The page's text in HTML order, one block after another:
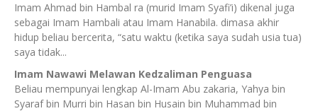
Imam Ahmad bin Hambal ra (murid Imam Syafi’i) dikenal juga
sebagai Imam Hambali atau Imam Hanabila. dimasa akhir
hidup beliau bercerita, “satu waktu (ketika saya sudah usia tua)
saya tidak...
Imam Nawawi Melawan Kedzaliman Penguasa
Beliau mempunyai lengkap Al-Imam Abu zakaria, Yahya bin
Syaraf bin Murri bin Hasan bin Husain bin Muhammad bin